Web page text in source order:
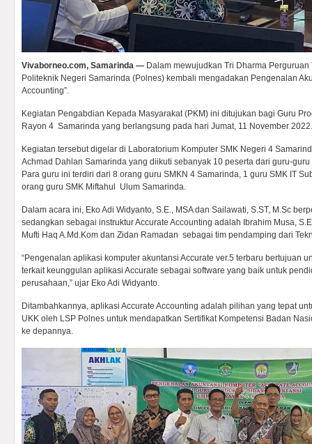
Vivaborneo.com, Samarinda — Dalam mewujudkan Tri Dharma
Politeknik Negeri Samarinda (Polnes) kembali mengadakan Pengenalan
Accounting”.
Kegiatan Pengabdian Kepada Masyarakat (PKM) ini ditujukan bagi Guru
Rayon 4 Samarinda yang berlangsung pada hari Jumat, 11 November 2022.
Kegiatan tersebut digelar di Laboratorium Komputer SMK Negeri 4
Achmad Dahlan Samarinda yang diikuti sebanyak 10 peserta dari guru-
Para guru ini terdiri dari 8 orang guru SMKN 4 Samarinda, 1 guru SMK IT
orang guru SMK Miftahul Ulum Samarinda.
Dalam acara ini, Eko Adi Widyanto, S.E., MSA dan Sailawati, S.ST, M.Sc
sedangkan sebagai instruktur Accurate Accounting adalah Ibrahim Musa,
Mufti Haq A.Md.Kom dan Zidan Ramadan sebagai tim pendamping dari
“Pengenalan aplikasi komputer akuntansi Accurate ver.5 terbaru bertujuan
terkait keunggulan aplikasi Accurate sebagai software yang baik untuk
perusahaan,” ujar Eko Adi Widyanto.
Ditambahkannya, aplikasi Accurate Accounting adalah pilihan yang tepat
UKK oleh LSP Polnes untuk mendapatkan Sertifikat Kompetensi Badan
ke depannya.